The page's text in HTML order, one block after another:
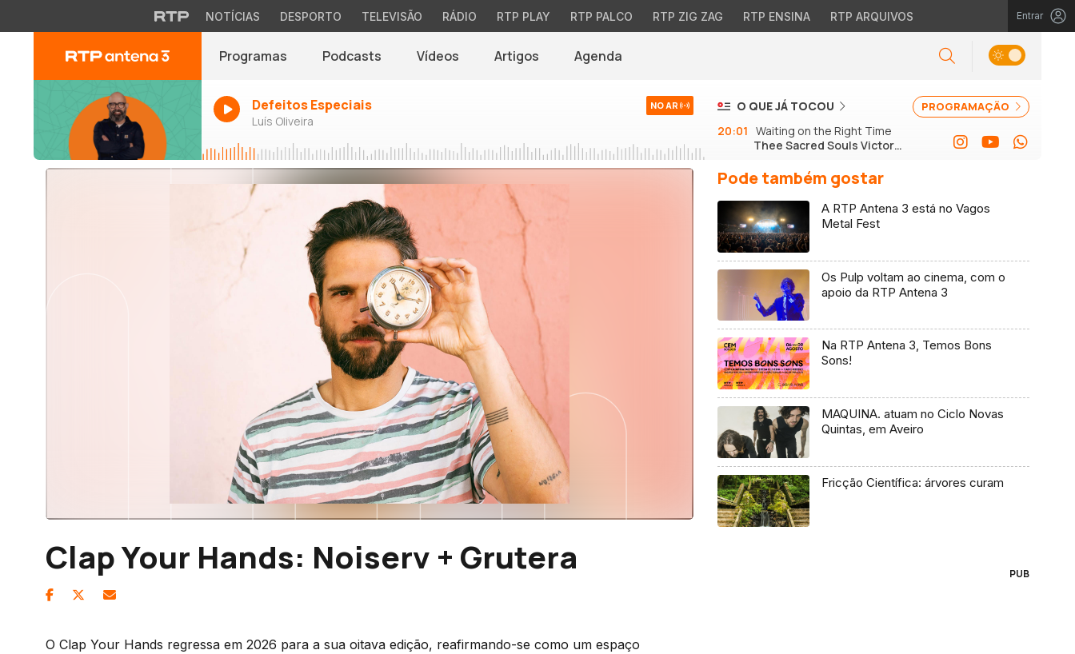
NOTÍCIAS DESPORTO TELEVISÃO RÁDIO RTP PLAY RTP PALCO RTP ZIG ZAG RTP ENSINA RTP ARQUIVOS Entrar
Programas Podcasts Vídeos Artigos Agenda
Defeitos Especiais
Luís Oliveira
NO AR PROGRAMAÇÃO
O QUE JÁ TOCOU
20:01 Waiting on the Right Time
Thee Sacred Souls Victor
Clap Your Hands: Noiserv + Grutera
O Clap Your Hands regressa em 2026 para a sua oitava edição, reafirmando-se como um espaço
Pode também gostar
A RTP Antena 3 está no Vagos
Metal Fest
Os Pulp voltam ao cinema, com o
apoio da RTP Antena 3
Na RTP Antena 3, Temos Bons
Sons!
MAQUINA. atuam no Ciclo Novas
Quintas, em Aveiro
Fricção Científica: árvores curam
PUB